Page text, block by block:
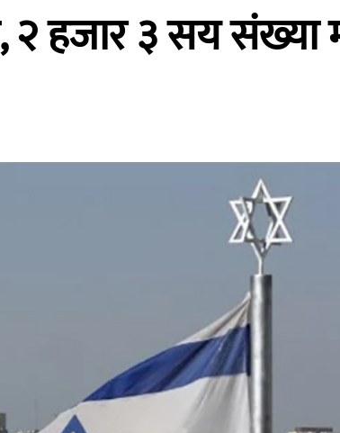
हजार ३ सय संख्या